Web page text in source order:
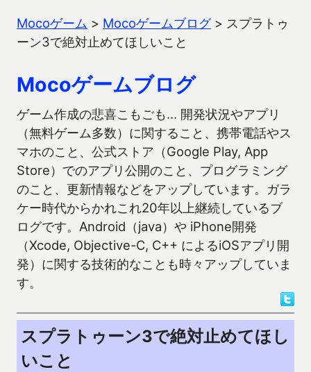
Mocoゲーム > Mocoゲームブログ> スプラトゥ
ーン3で絶対止めてほしいこと
Mocoゲームブログ
ゲーム作成の悲喜こもごも… 開発状況やアプリ
（無料ゲーム多数）に関すること、携帯電話やス
マホのこと、公式ストア（Google Play, App
Store）でのアプリ公開のこと、プログラミング
のこと、更新情報などをアップしています。ガラ
ケー時代からかれこれ20年以上継続しているブ
ログです。Android（java）や iPhone開発
（Xcode, Objective-C, C++ によるiOSアプリ開
発）に関する技術的なことも時々アップしていま
す。
スプラトゥーン3で絶対止めてほし
いこと